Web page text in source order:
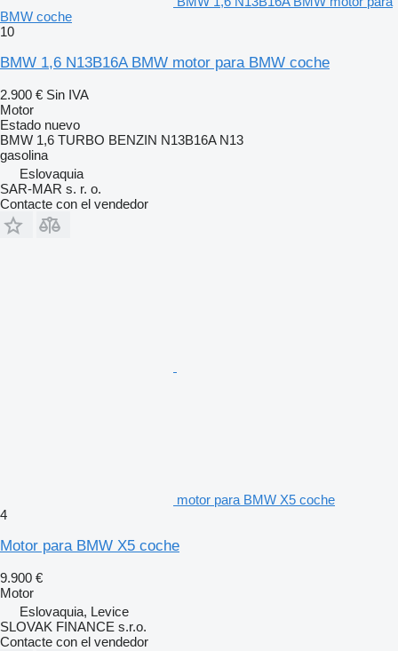
BMW coche
10
BMW 1,6 N13B16A BMW motor para BMW coche
2.900 € Sin IVA
Motor
Estado nuevo
BMW 1,6 TURBO BENZIN N13B16A N13
gasolina
Eslovaquia
SAR-MAR s. r. o.
Contacte con el vendedor
motor para BMW X5 coche
4
Motor para BMW X5 coche
9.900 €
Motor
Eslovaquia, Levice
SLOVAK FINANCE s.r.o.
Contacte con el vendedor